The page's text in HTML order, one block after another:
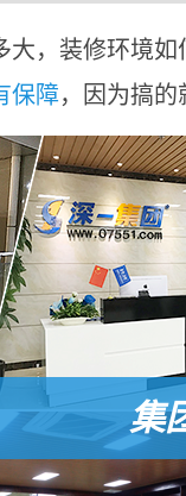
大，装修环境
保障，因为搞
集